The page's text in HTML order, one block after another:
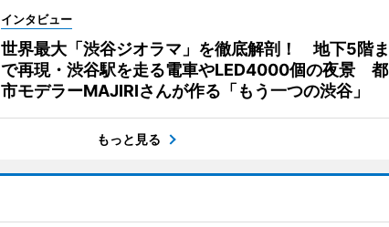
インタビュー
世界最大「渋谷ジオラマ」を徹底解剖！ 地下5階ま
で再現・渋谷駅を走る電車やLED4000個の夜景 都
市モデラーMAJIRIさんが作る「もう一つの渋谷」
もっと見る